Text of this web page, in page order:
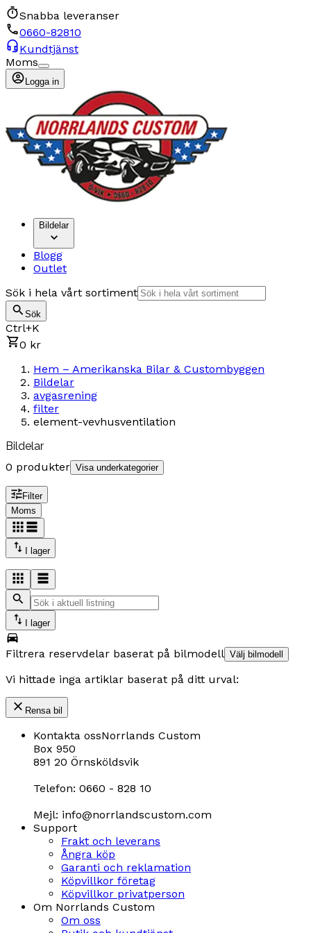
Snabba leveranser
0660-82810
Kundtjänst
Moms
Logga in
Bildelar
Blogg
Outlet
Sök i hela vårt sortiment
Sök
Ctrl+K
0 kr
Hem – Amerikanska Bilar & Custombyggen
Bildelar
avgasrening
filter
element-vevhusventilation
Bildelar
0 produkter Visa underkategorier
Filter
Moms
I lager
I lager
Filtrera reservdelar baserat på bilmodell Välj bilmodell
Vi hittade inga artiklar baserat på ditt urval:
Rensa bil
Kontakta ossNorrlands Custom
Box 950
891 20 Örnsköldsvik
Telefon: 0660 - 828 10
Mejl: info@norrlandscustom.com
Support
Frakt och leverans
Ångra köp
Garanti och reklamation
Köpvillkor företag
Köpvillkor privatperson
Om Norrlands Custom
Om oss